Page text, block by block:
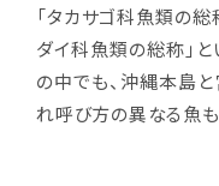
「タカサゴ科魚類の総
ダイ科魚類の総称」と
の中でも、沖縄本島
れ呼び方の異なる魚も